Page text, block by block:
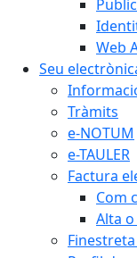
Web
Seu
Tràmits
e-NOTUM
e-TAULER
Factura
Com
Alta